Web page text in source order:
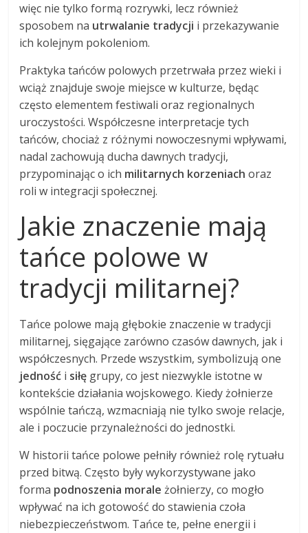
więc nie tylko formą rozrywki, lecz również
sposobem na utrwalanie tradycji i przekazywanie
ich kolejnym pokoleniom.
Praktyka tańców polowych przetrwała przez wieki i
wciąż znajduje swoje miejsce w kulturze, będąc
często elementem festiwali oraz regionalnych
uroczystości. Współczesne interpretacje tych
tańców, chociaż z różnymi nowoczesnymi wpływami,
nadal zachowują ducha dawnych tradycji,
przypominając o ich militarnych korzeniach oraz
roli w integracji społecznej.
Jakie znaczenie mają
tańce polowe w
tradycji militarnej?
Tańce polowe mają głębokie znaczenie w tradycji
militarnej, sięgające zarówno czasów dawnych, jak i
współczesnych. Przede wszystkim, symbolizują one
jedność i siłę grupy, co jest niezwykle istotne w
kontekście działania wojskowego. Kiedy żołnierze
wspólnie tańczą, wzmacniają nie tylko swoje relacje,
ale i poczucie przynależności do jednostki.
W historii tańce polowe pełniły również rolę rytuału
przed bitwą. Często były wykorzystywane jako
forma podnoszenia morale żołnierzy, co mogło
wpływać na ich gotowość do stawienia czoła
niebezpieczeństwom. Tańce te, pełne energii i